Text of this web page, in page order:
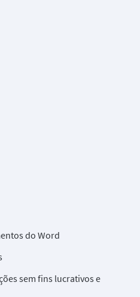
do Word
sem fins lucrativos e